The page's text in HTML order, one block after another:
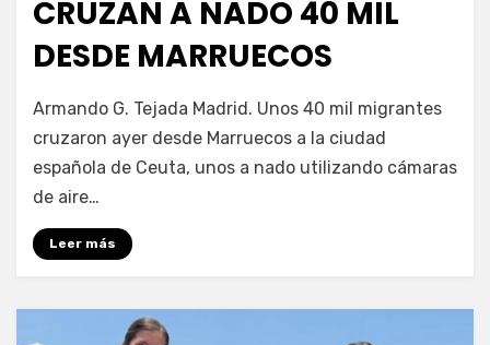
CRUZAN A NADO 40 MIL
DESDE MARRUECOS
Fernando Miranda Servín
Armando G. Tejada Madrid. Unos 40 mil migrantes
cruzaron ayer desde Marruecos a la ciudad
española de Ceuta, unos a nado utilizando cámaras
de aire…
Leer más